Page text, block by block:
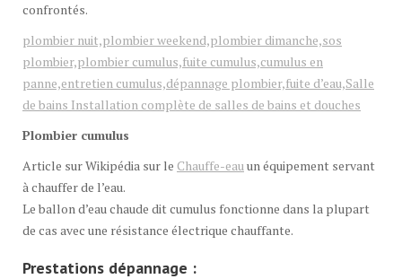
confrontés.
plombier nuit,plombier weekend,plombier dimanche,sos
plombier,plombier cumulus,fuite cumulus,cumulus en
panne,entretien cumulus,dépannage plombier,fuite d’eau,Salle
de bains Installation complète de salles de bains et douches
Plombier cumulus
Article sur Wikipédia sur le Chauffe-eauun équipement servant
à chauffer de l’eau.
Le ballon d’eau chaude dit cumulus fonctionne dans la plupart
de cas avec une résistance électrique chauffante.
Prestations dépannage :